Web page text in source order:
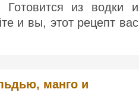
Готовится из водки и
и вы, этот рецепт вас
манго и